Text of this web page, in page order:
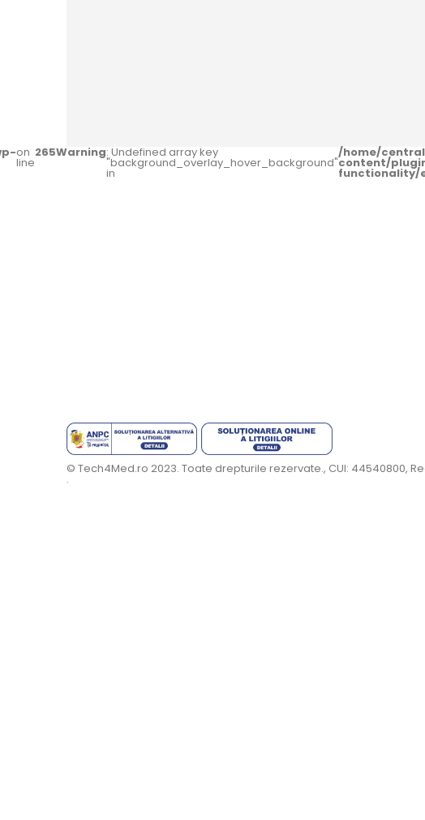
on
line
265Warning: Undefined array key
"background_overlay_hover_background"
in
/home/
content/
functionality/
© Tech4Med.ro 2023. Toate drepturile rezervate., CUI: 44540800,
.